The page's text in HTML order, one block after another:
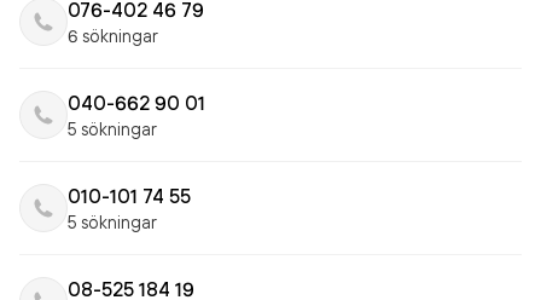
076-402 46 79
6 sökningar
040-662 90 01
5 sökningar
010-101 74 55
5 sökningar
08-525 184 19